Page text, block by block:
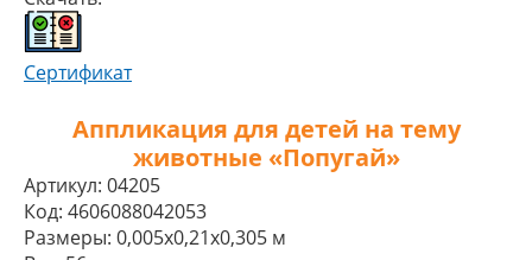
Сертификат
Аппликация для детей на тему
животные «Попугай»
Артикул: 04205
Код: 4606088042053
Размеры: 0,005x0,21x0,305 м